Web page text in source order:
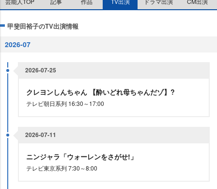
e
甲斐田裕子のTV出演情報
2026-07
2026-07-25
クレヨンしんちゃん 【酔いどれ母ちゃんだゾ】?
テレビ朝日系列 16:30～17:00
2026-07-11
ニンジャラ「ウォーレンをさがせ!」
テレビ東京系列 7:30～8:00